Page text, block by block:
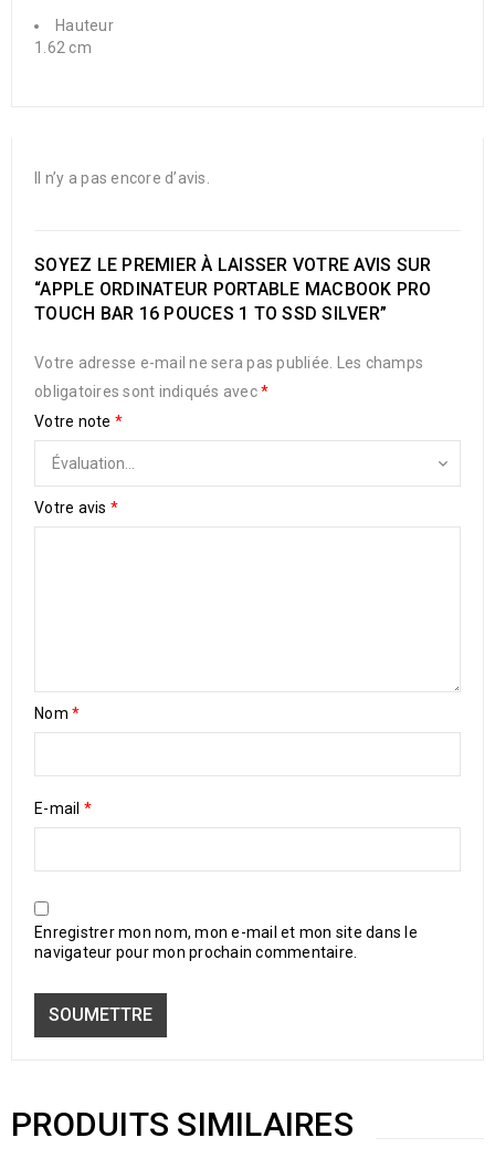
Hauteur
1.62 cm
Il n’y a pas encore d’avis.
SOYEZ LE PREMIER À LAISSER VOTRE AVIS SUR
“APPLE ORDINATEUR PORTABLE MACBOOK PRO
TOUCH BAR 16 POUCES 1 TO SSD SILVER”
Votre adresse e-mail ne sera pas publiée.
Les champs
obligatoires sont indiqués avec*
Votre note *
Votre avis *
Nom *
E-mail *
Enregistrer mon nom, mon e-mail et mon site dans le
navigateur pour mon prochain commentaire.
PRODUITS SIMILAIRES